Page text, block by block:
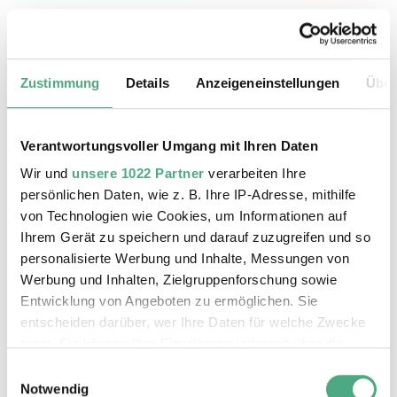
Zustimmung Details Anzeigeneinstellungen
Verantwortungsvoller Umgang mit Ihren Daten
Wir und unsere 1022 Partner verarbeiten Ihre
persönlichen Daten, wie z. B. Ihre IP-Adresse, mithilfe
von Technologien wie Cookies, um Informationen auf
Ihrem Gerät zu speichern und darauf zuzugreifen und so
personalisierte Werbung und Inhalte, Messungen von
Werbung und Inhalten, Zielgruppenforschung sowie
Entwicklung von Angeboten zu ermöglichen. Sie
entscheiden darüber, wer Ihre Daten für welche Zwecke
Trigger Symbol ändern oder widerrufen
Notwendig
ÖFFENTLICHE FÜHRUNG
Der Erzschrägaufzug der Völklinger Hütte mit
Copyright: Weltkulturerbe Völklinger Hütte | Karl
©
Das Weltkulturerbe Völklinger Hütte